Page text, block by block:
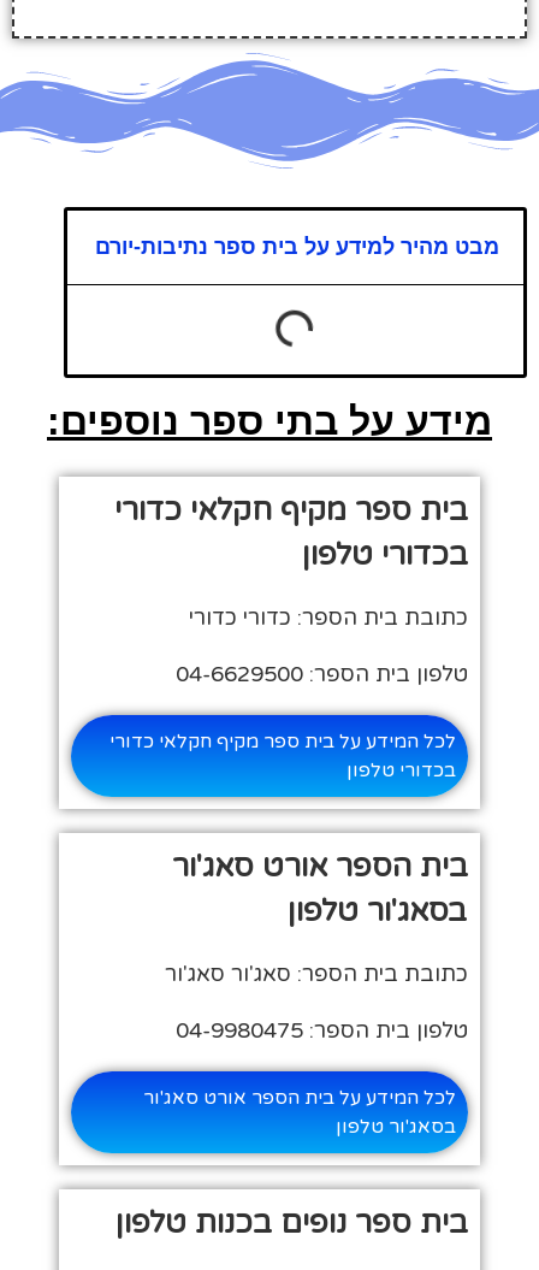
מבט מהיר למידע על בית ספר נתיבות-יורם
מידע על בתי ספר נוספים:
בית ספר מקיף חקלאי כדורי
בכדורי טלפון
כתובת בית הספר: כדורי כדורי
טלפון בית הספר: 04-6629500
לכל המידע על בית ספר מקיף חקלאי כדורי
בכדורי טלפון
בית הספר אורט סאג'ור
בסאג'ור טלפון
כתובת בית הספר: סאג'ור סאג'ור
טלפון בית הספר: 04-9980475
לכל המידע על בית הספר אורט סאג'ור
בסאג'ור טלפון
בית ספר נופים בכנות טלפון